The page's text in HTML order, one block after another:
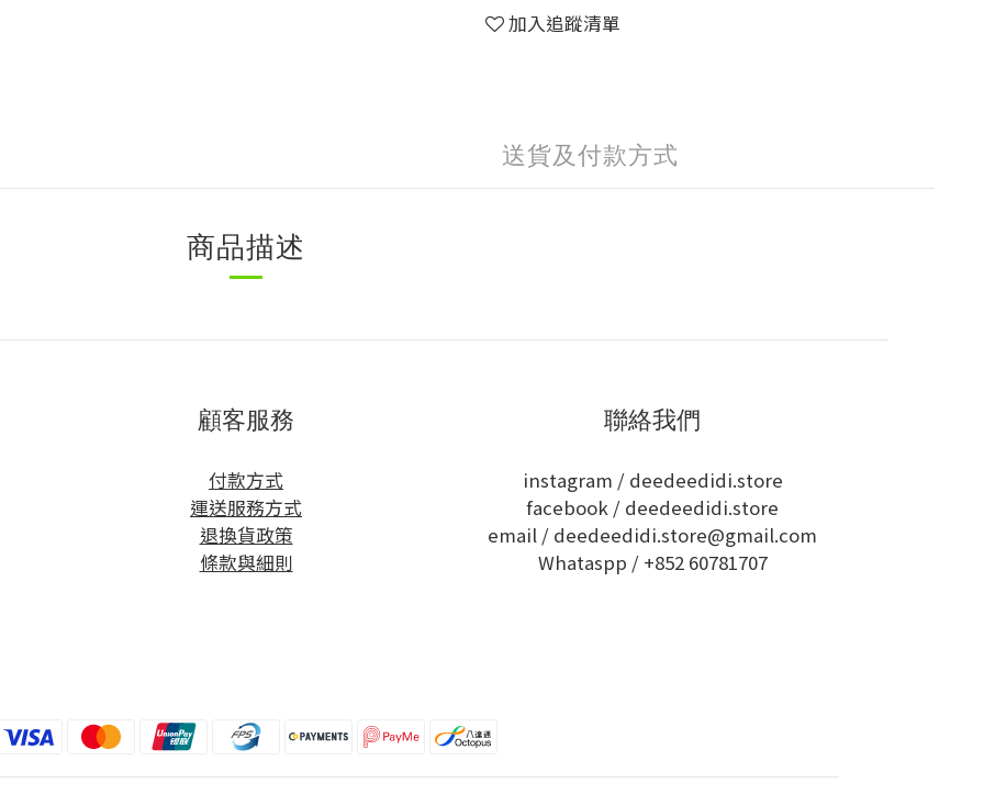
加入追蹤清單
送貨及付款方式
商品描述
顧客服務
付款方式
運送服務方式
退換貨政策
條款與細則
聯絡我們
instagram / deedeedidi.store
facebook / deedeedidi.store
email / deedeedidi.store@gmail.com
Whataspp / +852 60781707